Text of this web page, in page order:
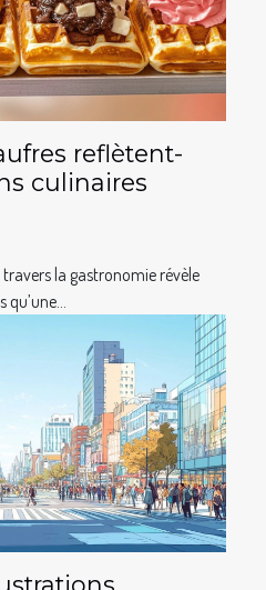
reflètent-
culinaires
la gastronomie révèle